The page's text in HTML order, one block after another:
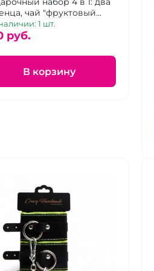
чай "фруктовый
наручники
цвета.
1 шт.
pуб.
В корзину